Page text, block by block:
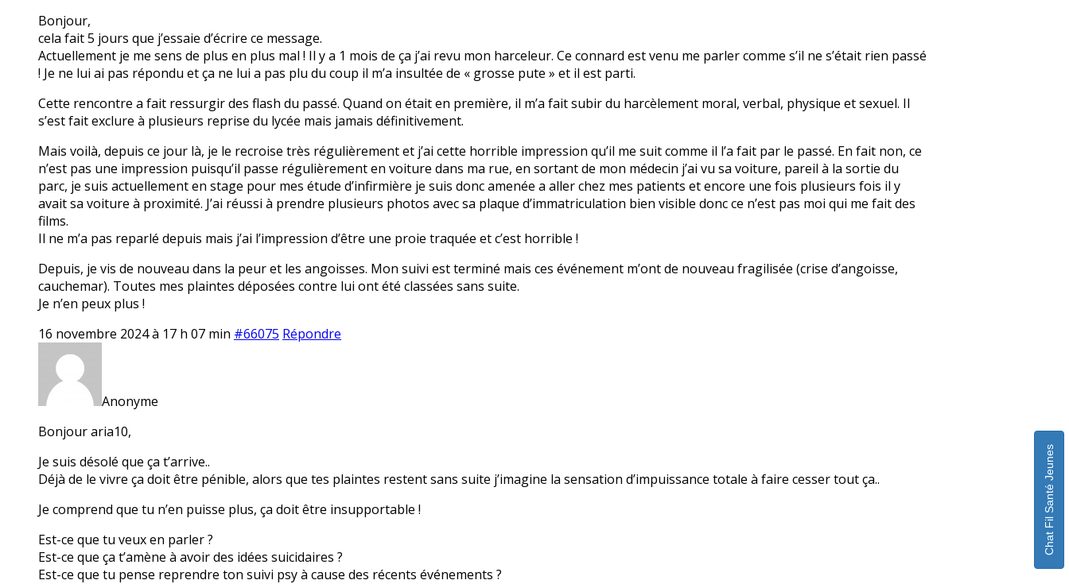
Bonjour,
cela fait 5 jours que j’essaie d’écrire ce message.
Actuellement je me sens de plus en plus mal ! Il y a 1 mois de ça j’ai revu mon harceleur. Ce connard est venu me parler comme s’il ne s’était rien passé
! Je ne lui ai pas répondu et ça ne lui a pas plu du coup il m’a insultée de « grosse pute » et il est parti.
Cette rencontre a fait ressurgir des flash du passé. Quand on était en première, il m’a fait subir du harcèlement moral, verbal, physique et sexuel. Il
s’est fait exclure à plusieurs reprise du lycée mais jamais définitivement.
Mais voilà, depuis ce jour là, je le recroise très régulièrement et j’ai cette horrible impression qu’il me suit comme il l’a fait par le passé. En fait non, ce
n’est pas une impression puisqu’il passe régulièrement en voiture dans ma rue, en sortant de mon médecin j’ai vu sa voiture, pareil à la sortie du
parc, je suis actuellement en stage pour mes étude d’infirmière je suis donc amenée a aller chez mes patients et encore une fois plusieurs fois il y
avait sa voiture à proximité. J’ai réussi à prendre plusieurs photos avec sa plaque d’immatriculation bien visible donc ce n’est pas moi qui me fait des
films.
Il ne m’a pas reparlé depuis mais j’ai l’impression d’être une proie traquée et c’est horrible !
Depuis, je vis de nouveau dans la peur et les angoisses. Mon suivi est terminé mais ces événement m’ont de nouveau fragilisée (crise d’angoisse,
cauchemar). Toutes mes plaintes déposées contre lui ont été classées sans suite.
Je n’en peux plus !
16 novembre 2024 à 17 h 07 min #66075 Répondre
Anonyme
Bonjour aria10,
Je suis désolé que ça t’arrive..
Déjà de le vivre ça doit être pénible, alors que tes plaintes restent sans suite j’imagine la sensation d’impuissance totale à faire cesser tout ça..
Je comprend que tu n’en puisse plus, ça doit être insupportable !
Est-ce que tu veux en parler ?
Est-ce que ça t’amène à avoir des idées suicidaires ?
Est-ce que tu pense reprendre ton suivi psy à cause des récents événements ?
Chat Fil Santé Jeunes